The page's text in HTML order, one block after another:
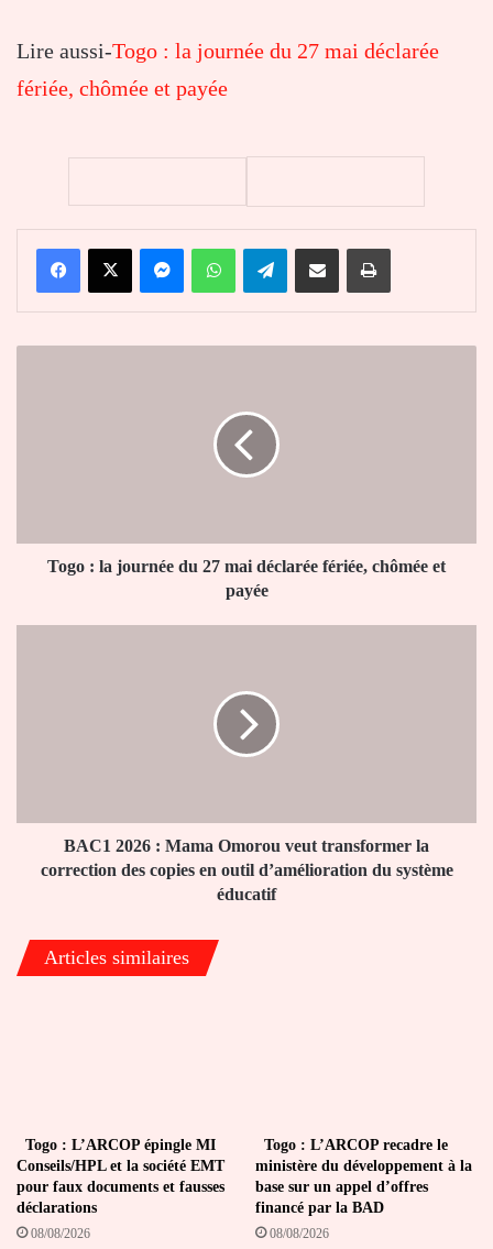
Lire aussi-Togo : la journée du 27 mai déclarée
fériée, chômée et payée
FacebookX MessengerWhatsAppTelegramPartager par email Imprimer
fériée,
chôméeTogo : la journée du 27 mai déclarée fériée, chômée et
payée
correction
copies
d’amélioration
du
BAC1 2026 : Mama Omorou veut transformer la
correction des copies en outil d’amélioration du système
éducatif
Articles similaires
Togo : L’ARCOP épingle MI
Conseils/HPL et la société EMT
pour faux documents et fausses
déclarations
08/08/2026
Togo : L’ARCOP recadre le
ministère du développement à la
base sur un appel d’offres
financé par la BAD
08/08/2026